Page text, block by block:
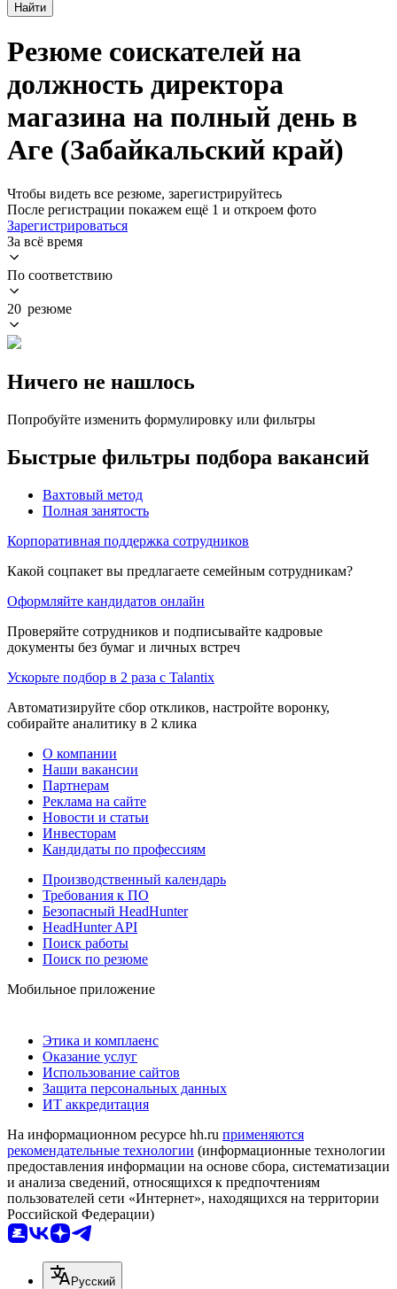
Найти
Резюме соискателей на
должность директора
магазина на полный день в
Аге (Забайкальский край)
Чтобы видеть все резюме, зарегистрируйтесь
После регистрации покажем ещё 1 и откроем фото
Зарегистрироваться
За всё время
По соответствию
20 резюме
Ничего не нашлось
Попробуйте изменить формулировку или фильтры
Быстрые фильтры подбора вакансий
Вахтовый метод
Полная занятость
Корпоративная поддержка сотрудников
Какой соцпакет вы предлагаете семейным сотрудникам?
Оформляйте кандидатов онлайн
Проверяйте сотрудников и подписывайте кадровые
документы без бумаг и личных встреч
Ускорьте подбор в 2 раза с Talantix
Автоматизируйте сбор откликов, настройте воронку,
собирайте аналитику в 2 клика
О компании
Наши вакансии
Партнерам
Реклама на сайте
Новости и статьи
Инвесторам
Кандидаты по профессиям
Производственный календарь
Требования к ПО
Безопасный HeadHunter
HeadHunter API
Поиск работы
Поиск по резюме
Мобильное приложение
Этика и комплаенс
Оказание услуг
Использование сайтов
Защита персональных данных
ИТ аккредитация
На информационном ресурсе hh.ru применяются
рекомендательные технологии (информационные технологии
предоставления информации на основе сбора, систематизации
и анализа сведений, относящихся к предпочтениям
пользователей сети «Интернет», находящихся на территории
Российской Федерации)
Русский